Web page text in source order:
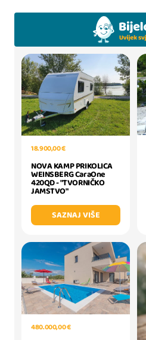
18.900,00 €
NOVA KAMP PRIKOLICA
WEINSBERG CaraOne
420QD - "TVORNIČKO
JAMSTVO"
SAZNAJ VIŠE
480.000,00 €